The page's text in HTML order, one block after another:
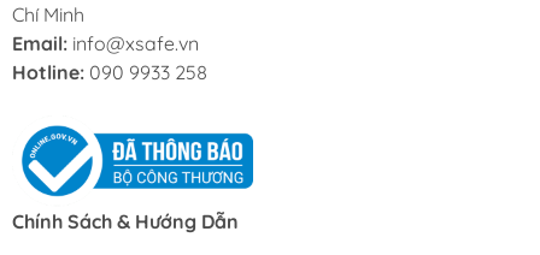
Chí Minh
Email: info@xsafe.vn
Hotline: 090 9933 258
Chính Sách & Hướng Dẫn